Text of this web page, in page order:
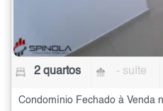
2 quartos - suíte